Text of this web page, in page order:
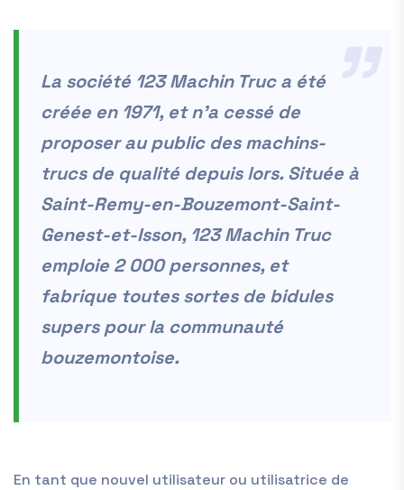
La société 123 Machin Truc a été
créée en 1971, et n’a cessé de
proposer au public des machins-
trucs de qualité depuis lors. Située à
Saint-Remy-en-Bouzemont-Saint-
Genest-et-Isson, 123 Machin Truc
emploie 2 000 personnes, et
fabrique toutes sortes de bidules
supers pour la communauté
bouzemontoise.
En tant que nouvel utilisateur ou utilisatrice de